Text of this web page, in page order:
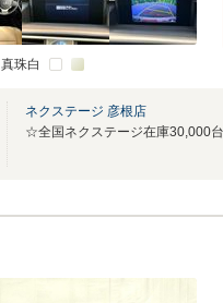
真珠白
ネクステージ 彦根店